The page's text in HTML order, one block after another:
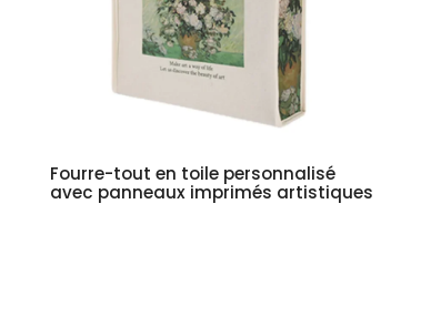
Fourre-tout en toile personnalisé
avec panneaux imprimés artistiques